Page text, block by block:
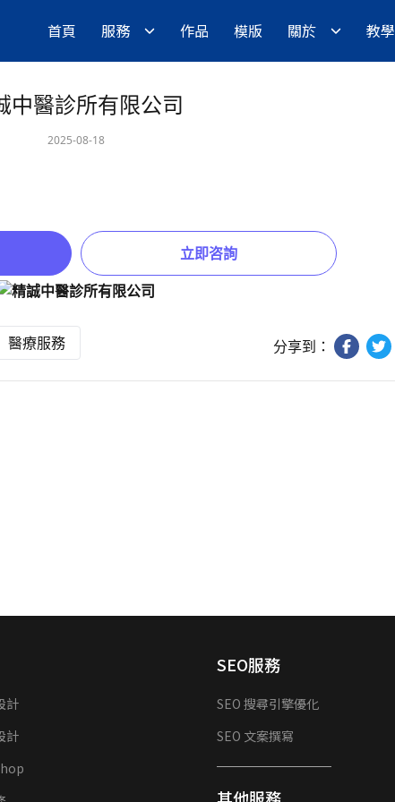
首頁 服務 作品 模版 關於 教學
中醫診所有限公司
2025-08-18
立即咨詢
醫療服務 分享到：
計
計
SEO服務
SEO 搜尋引擎優化
SEO 文案撰寫
其他服務